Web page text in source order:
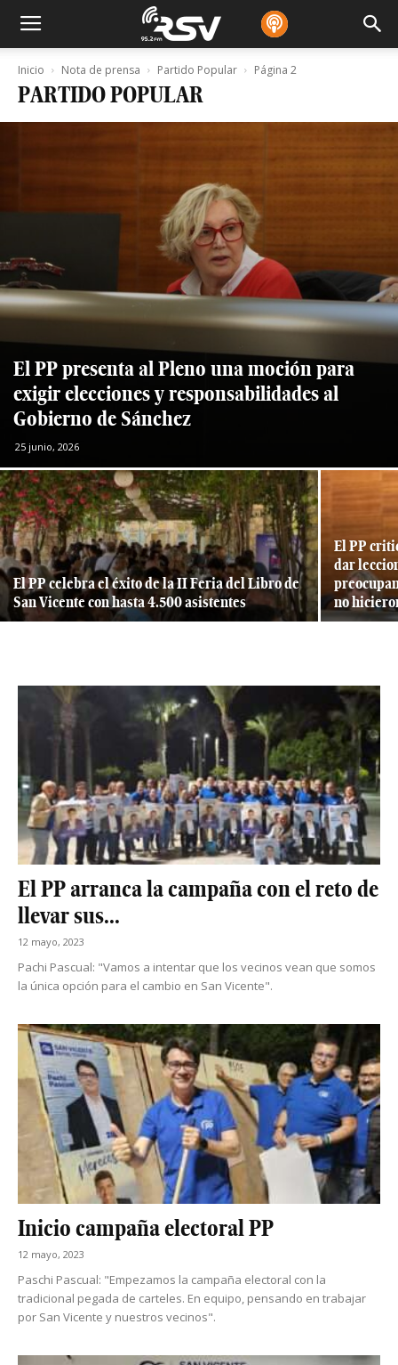
Inicio Nota de prensa Partido Popular Página 2
PARTIDO POPULAR
El PP presenta al Pleno una moción para
exigir elecciones y responsabilidades al
Gobierno de Sánchez
25 junio, 2026
El PP celebra el éxito de la II Feria del Libro de
San Vicente con hasta 4.500 asistentes
El PP
dar
no
El PP arranca la campaña con el reto de
llevar sus...
12 mayo, 2023
Pachi Pascual: "Vamos a intentar que los vecinos vean que somos
la única opción para el cambio en San Vicente".
Inicio campaña electoral PP
12 mayo, 2023
Paschi Pascual: "Empezamos la campaña electoral con la
tradicional pegada de carteles. En equipo, pensando en trabajar
por San Vicente y nuestros vecinos".